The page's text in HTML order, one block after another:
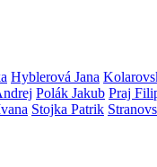
Hyblerová Jana
Polák Jakub Praj
Stojka Patrik